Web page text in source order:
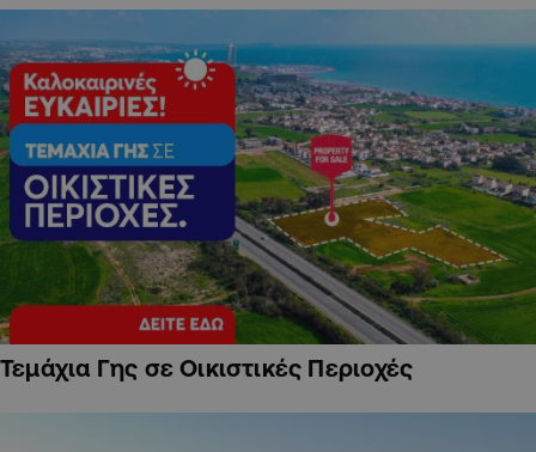
Τεμάχια Γης σε Οικιστικές Περιοχές